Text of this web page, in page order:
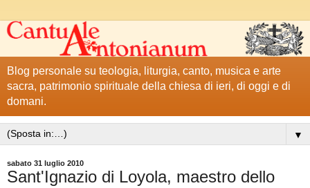
Blog personale su teologia, liturgia, canto, musica e arte
sacra, patrimonio spirituale della chiesa di ieri, di oggi e di
domani.
▼
sabato 31 luglio 2010
Sant'Ignazio di Loyola, maestro dello